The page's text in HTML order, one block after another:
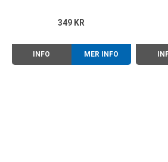
349 KR
INFO MER INFO